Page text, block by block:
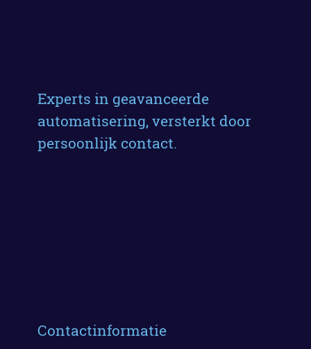
Experts in geavanceerde
automatisering, versterkt door
persoonlijk contact.
Contactinformatie